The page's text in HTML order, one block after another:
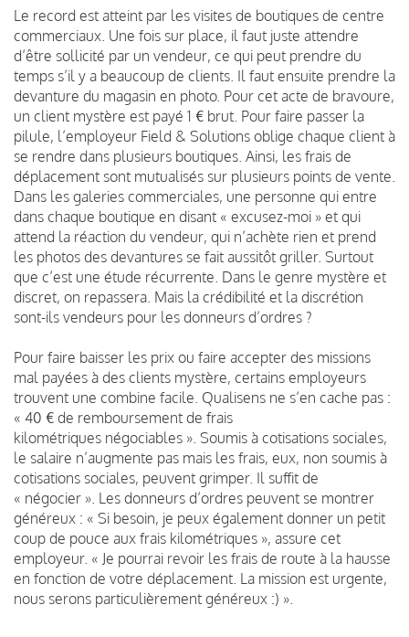
Le record est atteint par les visites de boutiques de centre
commerciaux. Une fois sur place, il faut juste attendre
d’être sollicité par un vendeur, ce qui peut prendre du
temps s’il y a beaucoup de clients. Il faut ensuite prendre la
devanture du magasin en photo. Pour cet acte de bravoure,
un client mystère est payé 1 € brut. Pour faire passer la
pilule, l’employeur Field & Solutions oblige chaque client à
se rendre dans plusieurs boutiques. Ainsi, les frais de
déplacement sont mutualisés sur plusieurs points de vente.
Dans les galeries commerciales, une personne qui entre
dans chaque boutique en disant « excusez-moi » et qui
attend la réaction du vendeur, qui n’achète rien et prend
les photos des devantures se fait aussitôt griller. Surtout
que c’est une étude récurrente. Dans le genre mystère et
discret, on repassera. Mais la crédibilité et la discrétion
sont-ils vendeurs pour les donneurs d’ordres ?
Pour faire baisser les prix ou faire accepter des missions
mal payées à des clients mystère, certains employeurs
trouvent une combine facile. Qualisens ne s’en cache pas :
« 40 € de remboursement de frais
kilométriques négociables ». Soumis à cotisations sociales,
le salaire n’augmente pas mais les frais, eux, non soumis à
cotisations sociales, peuvent grimper. Il suffit de
« négocier ». Les donneurs d’ordres peuvent se montrer
généreux : « Si besoin, je peux également donner un petit
coup de pouce aux frais kilométriques », assure cet
employeur. « Je pourrai revoir les frais de route à la hausse
en fonction de votre déplacement. La mission est urgente,
nous serons particulièrement généreux :) ».